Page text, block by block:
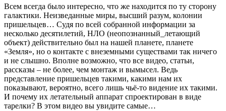
Всем всегда было интересно, что же находится по ту сторону
галактики. Неизведанные миры, высший разум, колонии
пришельцев… Судя по всей собранной информации за
несколько десятилетий, НЛО (неопознанный_летающий
объект) действительно был на нашей планете, планете
«Земля», но о контакте с внеземными существами так ничего
и не слышно. Вполне возможно, что все видео, статьи,
рассказы – не более, чем монтаж и вымысел. Ведь
представление пришельцев такими, какими нам их
показывают, вероятно, всего лишь чьё-то видение их такими.
И почему их летательный аппарат спроектирован в виде
тарелки? В этом видео вы увидите самые…